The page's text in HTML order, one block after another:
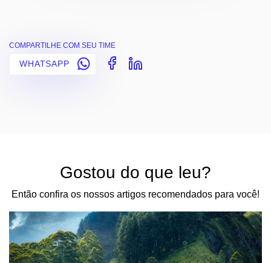
COMPARTILHE COM SEU TIME
WHATSAPP
Gostou do que leu?
Então confira os nossos artigos recomendados para você!